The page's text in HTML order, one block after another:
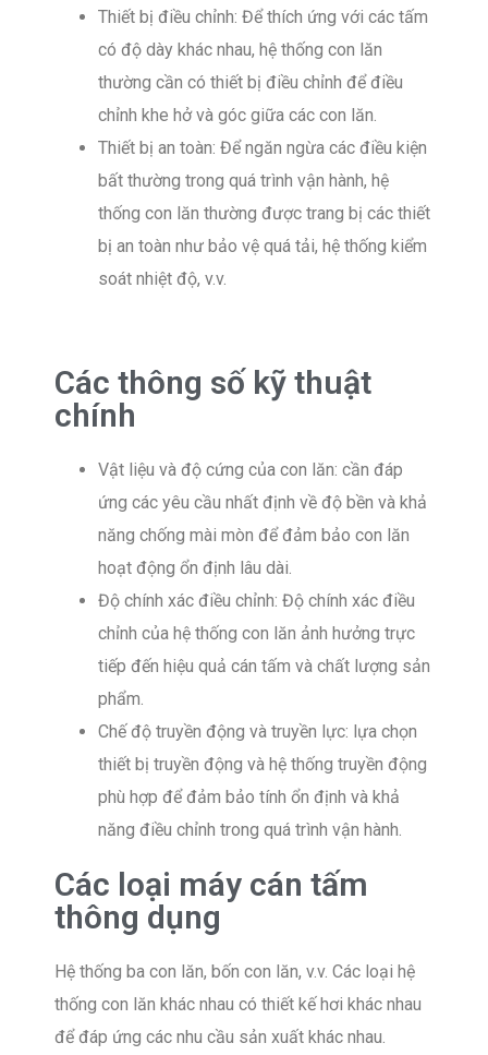
Thiết bị điều chỉnh: Để thích ứng với các tấm
có độ dày khác nhau, hệ thống con lăn
thường cần có thiết bị điều chỉnh để điều
chỉnh khe hở và góc giữa các con lăn.
Thiết bị an toàn: Để ngăn ngừa các điều kiện
bất thường trong quá trình vận hành, hệ
thống con lăn thường được trang bị các thiết
bị an toàn như bảo vệ quá tải, hệ thống kiểm
soát nhiệt độ, v.v.
Các thông số kỹ thuật
chính
Vật liệu và độ cứng của con lăn: cần đáp
ứng các yêu cầu nhất định về độ bền và khả
năng chống mài mòn để đảm bảo con lăn
hoạt động ổn định lâu dài.
Độ chính xác điều chỉnh: Độ chính xác điều
chỉnh của hệ thống con lăn ảnh hưởng trực
tiếp đến hiệu quả cán tấm và chất lượng sản
phẩm.
Chế độ truyền động và truyền lực: lựa chọn
thiết bị truyền động và hệ thống truyền động
phù hợp để đảm bảo tính ổn định và khả
năng điều chỉnh trong quá trình vận hành.
Các loại máy cán tấm
thông dụng
Hệ thống ba con lăn, bốn con lăn, v.v. Các loại hệ
thống con lăn khác nhau có thiết kế hơi khác nhau
để đáp ứng các nhu cầu sản xuất khác nhau.